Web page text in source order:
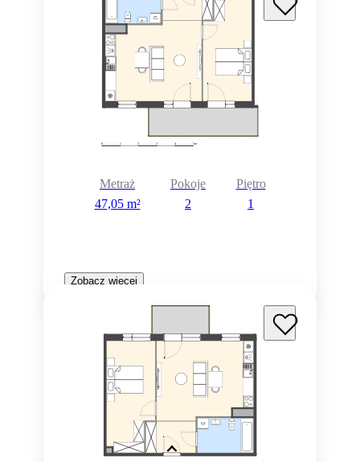
Metraż
47,05 m²
Pokoje
2
Piętro
1
Zobacz więcej